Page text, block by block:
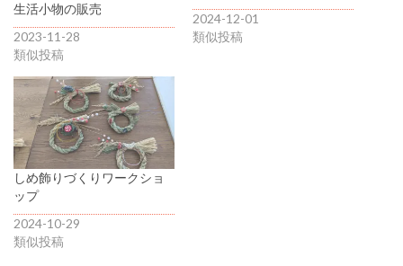
生活小物の販売
2023-11-28
類似投稿
2024-12-01
類似投稿
しめ飾りづくりワークショ
ップ
2024-10-29
類似投稿